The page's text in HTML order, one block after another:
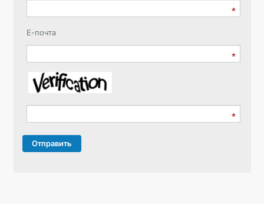
Е-почта
Отправить